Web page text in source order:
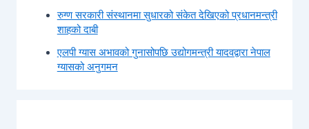
रुग्ण सरकारी संस्थानमा सुधारको संकेत देखिएको प्रधानमन्त्री
शाहको दाबी
एलपी ग्यास अभावको गुनासोपछि उद्योगमन्त्री यादवद्वारा नेपाल
ग्यासको अनुगमन